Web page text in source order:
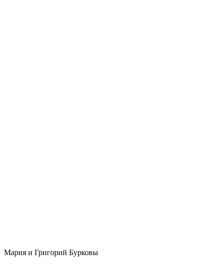
Мария и Григорий Бурковы